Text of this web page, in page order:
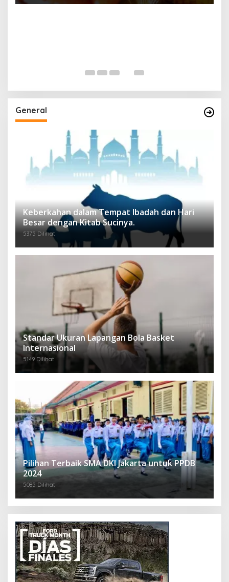
General
Keberkahan dalam Tempat Ibadah dan Hari
Besar dengan Kitab Sucinya.
5375 Dilihat
Standar Ukuran Lapangan Bola Basket
Internasional
5149 Dilihat
Pilihan Terbaik SMA DKI Jakarta untuk PPDB
2024
5085 Dilihat